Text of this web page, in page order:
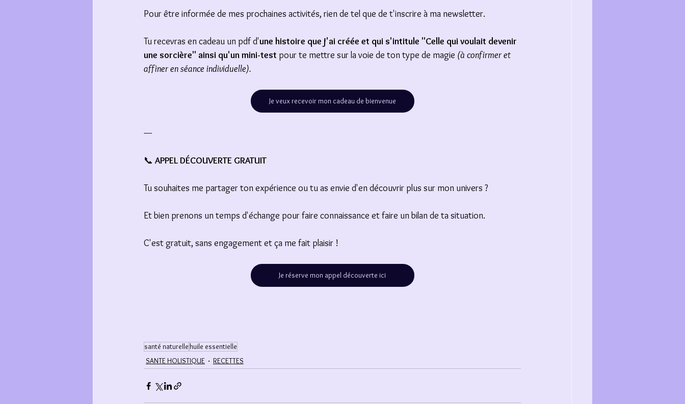
Pour être informée de mes prochaines activités, rien de tel que de t'inscrire à ma newsletter.
Tu recevras en cadeau un pdf d'une histoire que j'ai créée et qui s'intitule "Celle qui voulait devenir
une sorcière" ainsi qu'un mini-test pour te mettre sur la voie de ton type de magie (à confirmer et
affiner en séance individuelle).
Je veux recevoir mon cadeau de bienvenue
----
📞 APPEL DÉCOUVERTE GRATUIT
Tu souhaites me partager ton expérience ou tu as envie d'en découvrir plus sur mon univers ?
Et bien prenons un temps d'échange pour faire connaissance et faire un bilan de ta situation.
C'est gratuit, sans engagement et ça me fait plaisir !
Je réserve mon appel découverte ici
santé naturelle huile essentielle
SANTE HOLISTIQUE
RECETTES